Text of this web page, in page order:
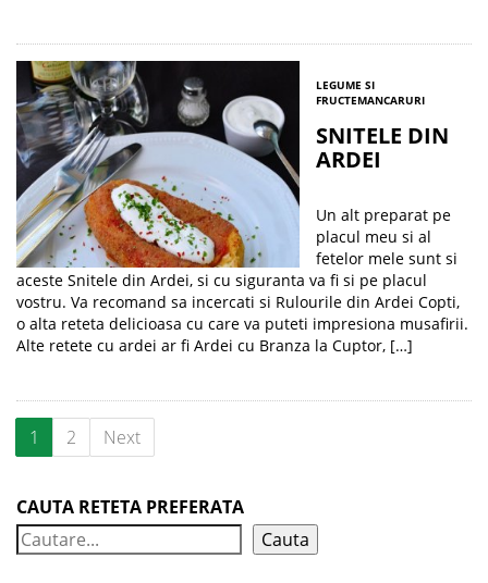
LEGUME SI
FRUCTEMANCARURI
SNITELE DIN
ARDEI
Un alt preparat pe
placul meu si al
fetelor mele sunt si
aceste Snitele din Ardei, si cu siguranta va fi si pe placul
vostru. Va recomand sa incercati si Rulourile din Ardei Copti,
o alta reteta delicioasa cu care va puteti impresiona musafirii.
Alte retete cu ardei ar fi Ardei cu Branza la Cuptor, […]
1 2 Next
CAUTA RETETA PREFERATA
Cauta